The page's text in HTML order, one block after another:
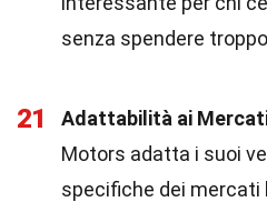
senza spendere
21 Adattabilità ai
Motors adatta i suoi
specifiche dei mercati